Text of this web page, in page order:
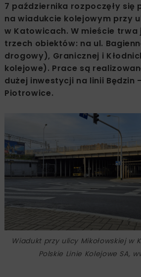
7 października rozpoczęły się
na wiadukcie kolejowym przy
w Katowicach. W mieście trwa
trzech obiektów: na ul.
drogowy), Granicznej i
kolejowe). Prace są
dużej inwestycji na linii Będzin
Piotrowice.
Wiadukt przy ulicy Mikołowskiej w
Polskie Linie Kolejowe SA,